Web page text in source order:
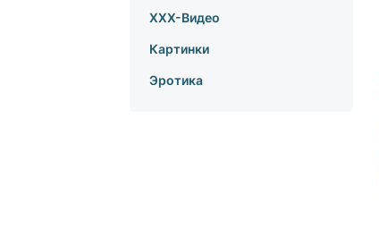
XXX-Видео
Картинки
Эротика